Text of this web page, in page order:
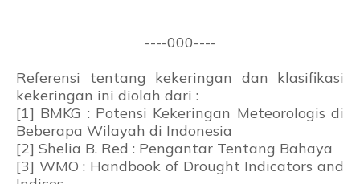
----000----
Referensi tentang kekeringan dan klasifikasi
kekeringan ini diolah dari :
[1] BMKG : Potensi Kekeringan Meteorologis di
Beberapa Wilayah di Indonesia
[2] Shelia B. Red : Pengantar Tentang Bahaya
[3] WMO : Handbook of Drought Indicators and